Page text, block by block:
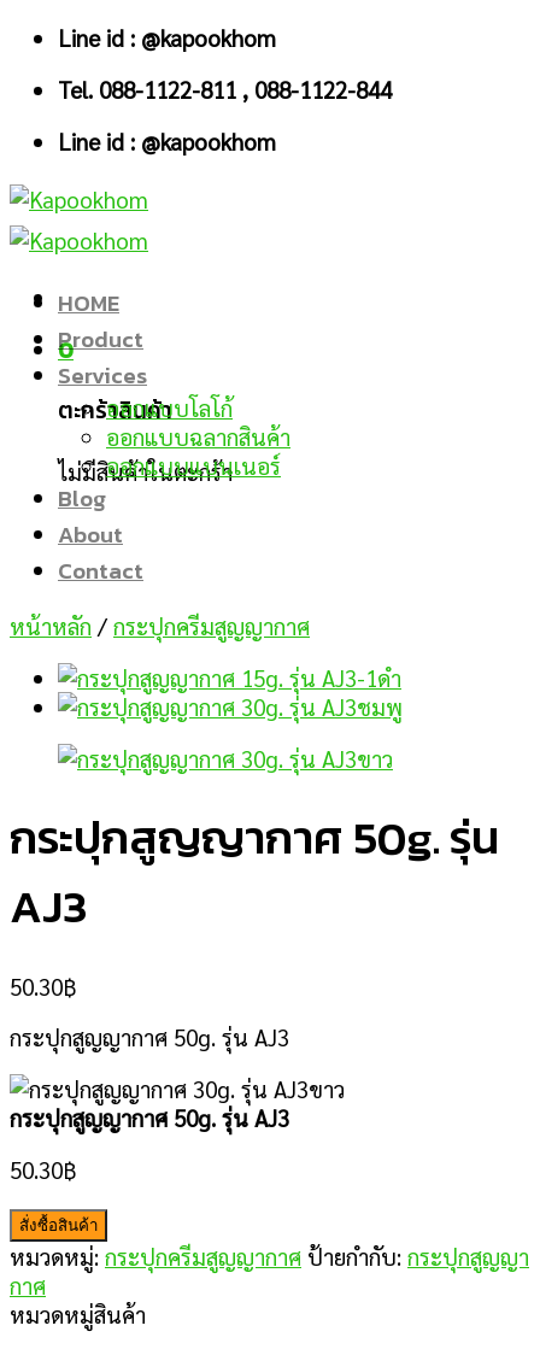
Skip
content
Line id : @kapookhom
Tel. 088-1122-811 , 088-1122-844
Line id : @kapookhom
0
ตะกร้าสินค้า
ไม่มีสินค้าในตะกร้า
HOME
Product
Services
ออกแบบโลโก้
ออกแบบฉลากสินค้า
ออกแบบแบนเนอร์
Blog
About
Contact
หน้าหลัก / กระปุกครีมสูญญากาศ
กระปุกสูญญากาศ 50g. รุ่น
AJ3
50.30฿
กระปุกสูญญากาศ 50g. รุ่น AJ3
กระปุกสูญญากาศ 50g. รุ่น AJ3
50.30฿
สั่งซื้อสินค้า
หมวดหมู่: กระปุกครีมสูญญากาศ ป้ายกำกับ: กระปุกสูญญา
กาศ
หมวดหมู่สินค้า